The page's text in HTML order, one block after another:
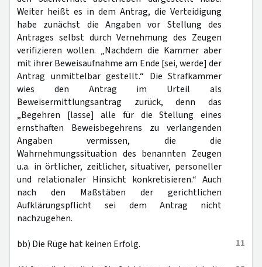
Weiter heißt es in dem Antrag, die Verteidigung
habe zunächst die Angaben vor Stellung des
Antrages selbst durch Vernehmung des Zeugen
verifizieren wollen. „Nachdem die Kammer aber
mit ihrer Beweisaufnahme am Ende [sei, werde] der
Antrag unmittelbar gestellt.“ Die Strafkammer
wies den Antrag im Urteil als
Beweisermittlungsantrag zurück, denn das
„Begehren [lasse] alle für die Stellung eines
ernsthaften Beweisbegehrens zu verlangenden
Angaben vermissen, die die
Wahrnehmungssituation des benannten Zeugen
u.a. in örtlicher, zeitlicher, situativer, personeller
und relationaler Hinsicht konkretisieren.“ Auch
nach den Maßstäben der gerichtlichen
Aufklärungspflicht sei dem Antrag nicht
nachzugehen.
11
bb) Die Rüge hat keinen Erfolg.